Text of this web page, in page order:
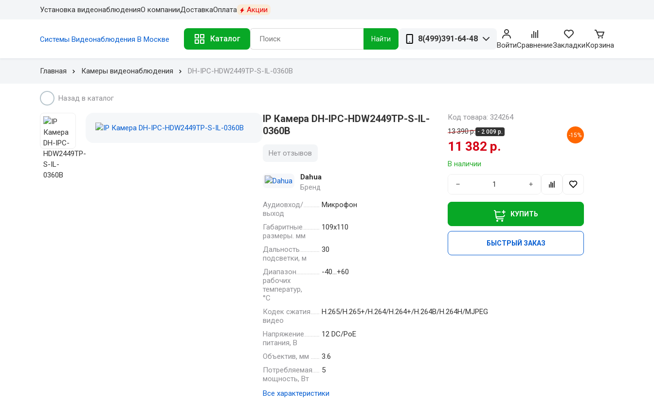
Установка видеонаблюденияО компанииДоставкаОплата Акции
Системы Видеонаблюдения В Москве Каталог Найти 8(499)391-64-48
ВойтиСравнениеЗакладкиКорзина
Главная Камеры видеонаблюдения DH-IPC-HDW2449TP-S-IL-0360B
Назад в каталог
IP Камера DH-IPC-HDW2449TP-S-IL-
0360B
Нет отзывов
Dahua
Бренд
Аудиовход/
выход
Микрофон
Габаритные
размеры. мм
109х110
Дальность
подсветки, м
30
Диапазон
рабочих
температур,
°С
-40…+60
Кодек сжатия
видео
H.265/H.265+/H.264/H.264+/H.264В/H.264Н/MJPEG
Напряжение
питания, В
12 DC/PoE
Объектив, мм
3.6
Потребляемая
мощность, Вт
5
Все характеристики
Код товара: 324264
13 390 р. - 2 009 р.
11 382 р.
-15%
В наличии
− +
КУПИТЬ
БЫСТРЫЙ ЗАКАЗ